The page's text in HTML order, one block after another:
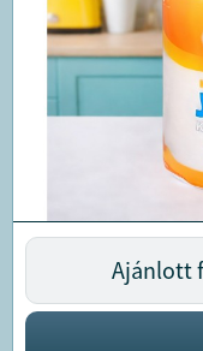
Ajánlott